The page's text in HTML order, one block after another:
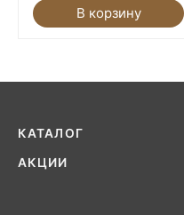
В корзину
КАТАЛОГ
АКЦИИ